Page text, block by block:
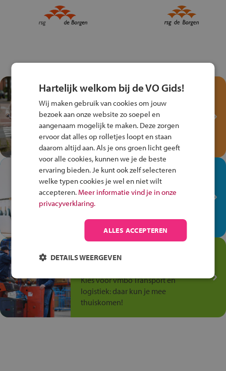
Test je kennis met het
Fiets Veilig
Verkeersspel!
Speel het Fiets Veilig Verkeersspel
en win een Cortina-fiets!
In de winkel ben je op je
plek!
Ontdek via het vmbo jouw talent
anders is!
Transport en Logistiek
Kies voor vmbo Transport en
logistiek: daar kun je mee
thuiskomen!
Hartelijk welkom bij de VO Gids!
Wij maken gebruik van cookies om jouw
bezoek aan onze website zo soepel en
aangenaam mogelijk te maken. Deze zorgen
ervoor dat alles op rolletjes loopt en staan
daarom altijd aan. Als je ons groen licht geeft
voor alle cookies, kunnen we je de beste
ervaring bieden. Je kunt ook zelf selecteren
welke typen cookies je wel en niet wilt
accepteren. Meer informatie vind je in onze
privacyverklaring.
ALLES ACCEPTEREN
DETAILS WEERGEVEN